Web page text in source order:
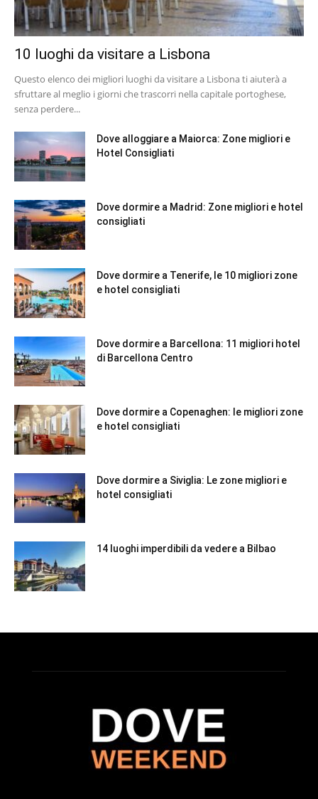
10 luoghi da visitare a Lisbona
Questo elenco dei migliori luoghi da visitare a Lisbona ti aiuterà a
sfruttare al meglio i giorni che trascorri nella capitale portoghese,
senza perdere...
Dove alloggiare a Maiorca: Zone migliori e
Hotel Consigliati
Dove dormire a Madrid: Zone migliori e hotel
consigliati
Dove dormire a Tenerife, le 10 migliori zone
e hotel consigliati
Dove dormire a Barcellona: 11 migliori hotel
di Barcellona Centro
Dove dormire a Copenaghen: le migliori zone
e hotel consigliati
Dove dormire a Siviglia: Le zone migliori e
hotel consigliati
14 luoghi imperdibili da vedere a Bilbao